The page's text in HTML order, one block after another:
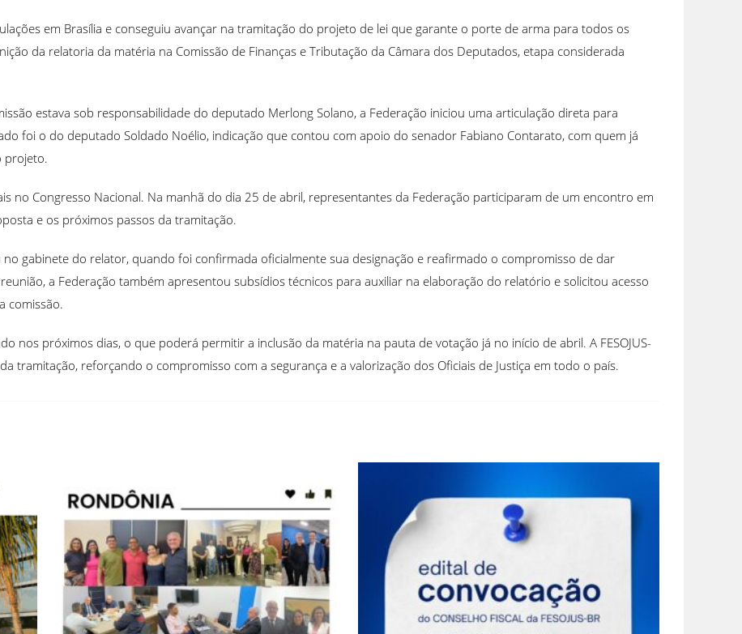
em Brasília e conseguiu avançar na tramitação do projeto de lei que garante o porte de arma para todos os
da relatoria da matéria na Comissão de Finanças e Tributação da Câmara dos Deputados, etapa considerada
estava sob responsabilidade do deputado Merlong Solano, a Federação iniciou uma articulação direta para
foi o do deputado Soldado Noélio, indicação que contou com apoio do senador Fabiano Contarato, com quem já
projeto.
no Congresso Nacional. Na manhã do dia 25 de abril, representantes da Federação participaram de um encontro em
e os próximos passos da tramitação.
gabinete do relator, quando foi confirmada oficialmente sua designação e reafirmado o compromisso de dar
a Federação também apresentou subsídios técnicos para auxiliar na elaboração do relatório e solicitou acesso
comissão.
nos próximos dias, o que poderá permitir a inclusão da matéria na pauta de votação já no início de abril. A FESOJUS-
tramitação, reforçando o compromisso com a segurança e a valorização dos Oficiais de Justiça em todo o país.